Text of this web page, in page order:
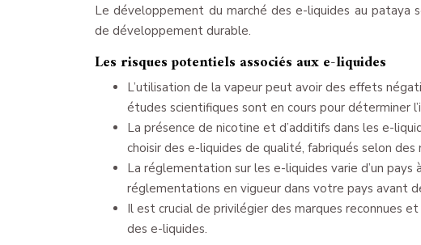
Le développement du marché des e-liquides au
de développement durable.
Les risques potentiels associés aux e-liquides
L’utilisation de la vapeur peut avoir des effets
études scientifiques sont en cours pour déterminer
La présence de nicotine et d’additifs dans les e-
choisir des e-liquides de qualité, fabriqués selon des
La réglementation sur les e-liquides varie d’un
réglementations en vigueur dans votre pays avant
Il est crucial de privilégier des marques reconnues
des e-liquides.